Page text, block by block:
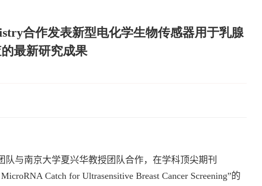
合作发表新型电化学生物传感器用于乳腺
最新研究成果
与南京大学夏兴华教授团队合作，在学科顶尖期刊
Catch for Ultrasensitive Breast Cancer Screening”的